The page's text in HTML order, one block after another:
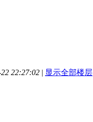
22:27:02 | 显示全部楼层